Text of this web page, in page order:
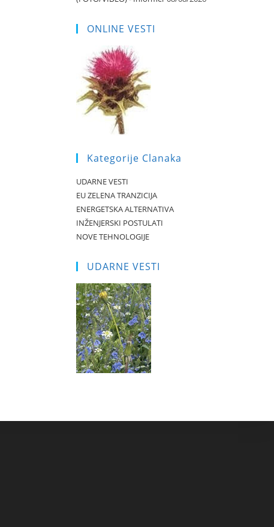
ONLINE VESTI
Kategorije Clanaka
UDARNE VESTI
EU ZELENA TRANZICIJA
ENERGETSKA ALTERNATIVA
INŽENJERSKI POSTULATI
NOVE TEHNOLOGIJE
UDARNE VESTI